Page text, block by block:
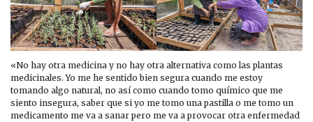
«No hay otra medicina y no hay otra alternativa como las plantas
medicinales. Yo me he sentido bien segura cuando me estoy
tomando algo natural, no así como cuando tomo químico que me
siento insegura, saber que si yo me tomo una pastilla o me tomo un
medicamento me va a sanar pero me va a provocar otra enfermedad